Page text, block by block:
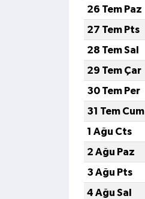
26 Tem Paz
27 Tem Pts
28 Tem Sal
29 Tem Çar
30 Tem Per
31 Tem Cum
1 Ağu Cts
2 Ağu Paz
3 Ağu Pts
4 Ağu Sal